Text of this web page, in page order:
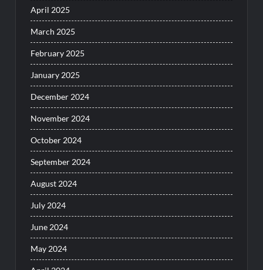
April 2025
March 2025
February 2025
January 2025
December 2024
November 2024
October 2024
September 2024
August 2024
July 2024
June 2024
May 2024